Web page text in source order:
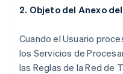
2. Objeto del Anexo
Cuando el Usuario
los Servicios de
las Reglas de la Red de